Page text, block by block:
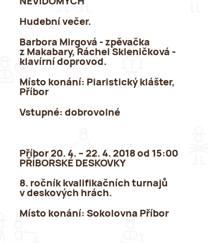
Hudební večer.
Barbora Mirgová - zpěvačka
z Makabary, Ráchel Skleničková -
klavírní doprovod.
Místo konání: Piaristický klášter,
Příbor
Vstupné: dobrovolné
Příbor 20. 4. – 22. 4. 2018 od 15:00
PŘÍBORSKÉ DESKOVKY
8. ročník kvalifikačních turnajů
v deskových hrách.
Místo konání: Sokolovna Příbor